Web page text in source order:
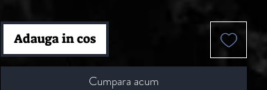
Adauga in cos
Cumpara acum